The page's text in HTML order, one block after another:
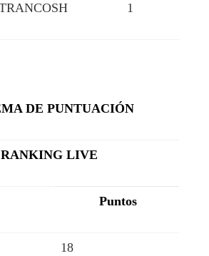
1
DE PUNTUACIÓN
RANKING LIVE
Puntos
18